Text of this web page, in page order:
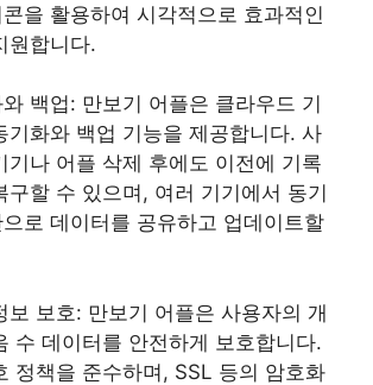
을 활용하여 시각적으로 효과적인
원합니다.
백업: 만보기 어플은 클라우드 기
기화와 백업 기능을 제공합니다. 사
기나 어플 삭제 후에도 이전에 기록
구할 수 있으며, 여러 기기에서 동기
로 데이터를 공유하고 업데이트할
보 보호: 만보기 어플은 사용자의 개
수 데이터를 안전하게 보호합니다.
정책을 준수하며, SSL 등의 암호화